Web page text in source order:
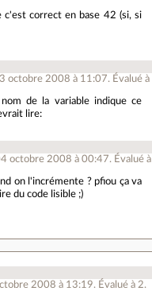
c'est correct en base 42 (si, si
octobre 2008 à 11:07. Évalué à
de la variable indique ce
lire:
octobre 2008 à 00:47. Évalué à
on l'incrémente ? pfiou ça va
du code lisible ;)
2008 à 13:19. Évalué à 2.